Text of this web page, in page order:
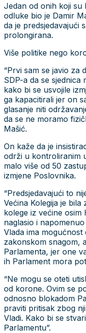
Jedan od onih koji
odluke bio je Damir
da je predsjedavajući
prolongirana.
Više politike nego
“Prvi sam se javio za
SDP-a da se
kako bi se usvojile
ga kapacitirali jer on
glasanje niti
da se ne moramo
Mašić.
On kaže da je
održi u kontroliranim
malo više od 50
izmjene Poslovnika.
“Predsjedavajući to
Većina Kolegija je
kolege iz većine osim
naglasio i
Vlada ima
zakonskom snagom,
Parlamenta, jer one
ih Parlament mora
“Ne mogu se oteti
od korone. Ovim se
odnosno blokadom
praviti pritisak zbog
Vladi. Kako bi se
Parlamentu”.